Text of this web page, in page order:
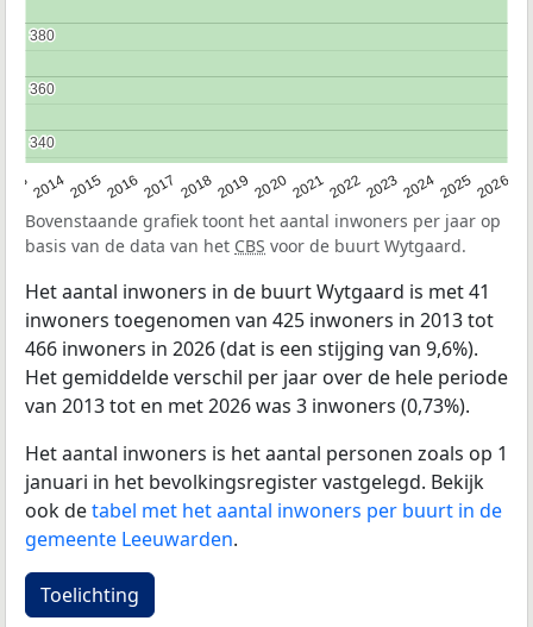
2014201520162017 20182019 2020202120222023202420252026
340
340
360
360
380
380
Bovenstaande grafiek toont het aantal inwoners per jaar op
basis van de data van het CBS voor de buurt Wytgaard.
Het aantal inwoners in de buurt Wytgaard is met 41
inwoners toegenomen van 425 inwoners in 2013 tot
466 inwoners in 2026 (dat is een stijging van 9,6%).
Het gemiddelde verschil per jaar over de hele periode
van 2013 tot en met 2026 was 3 inwoners (0,73%).
Het aantal inwoners is het aantal personen zoals op 1
januari in het bevolkingsregister vastgelegd. Bekijk
ook detabel met het aantal inwoners per buurt in de
gemeente Leeuwarden.
Toelichting